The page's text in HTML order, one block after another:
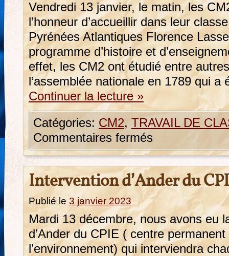
Vendredi 13 janvier, le matin, les
l’honneur d’accueillir dans leur
Pyrénées Atlantiques Florence
programme d’histoire et
effet, les CM2 ont étudié entre
l’assemblée nationale en 1789 qui
Continuer la lecture »
Catégories: CM2, TRAVAIL DE
Commentaires fermés
Intervention d’Ander du
Publié le 3 janvier 2023
Mardi 13 décembre, nous avons eu
d’Ander du CPIE ( centre permanent
l’environnement) qui interviendra